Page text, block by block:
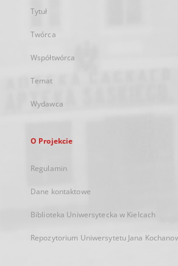
Tytuł
Twórca
Współtwórca
Temat
Wydawca
O Projekcie
Regulamin
Dane kontaktowe
Biblioteka Uniwersytecka w Kielcach
Repozytorium Uniwersytetu Jana